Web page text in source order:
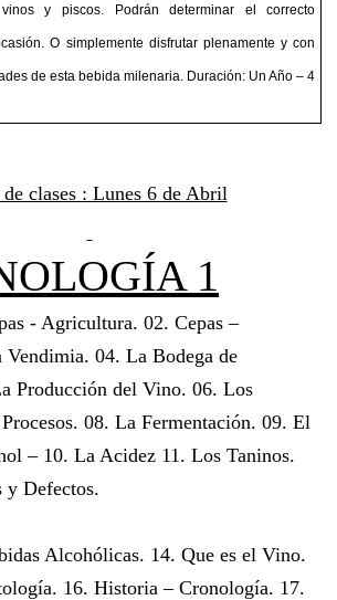
y piscos. Podrán determinar el correcto
O simplemente disfrutar plenamente y con
de esta bebida milenaria. Duración: Un Año – 4
clases : Lunes 6 de Abril
1
- Agricultura. 02. Cepas –
Vendimia. 04. La Bodega de
Producción del Vino. 06. Los
08. La Fermentación. 09. El
– 10. La Acidez 11. Los Taninos.
y Defectos.
Alcohólicas. 14. Que es el Vino.
16. Historia – Cronología. 17.